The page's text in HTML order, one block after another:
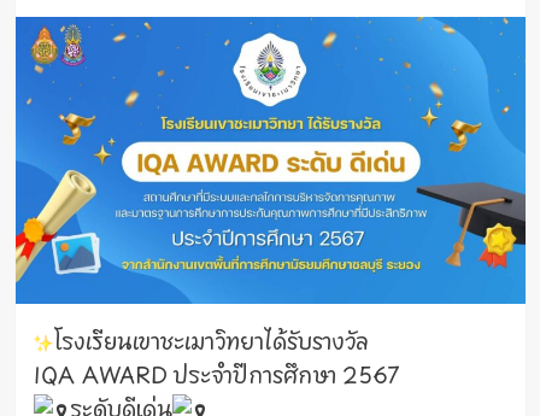
โรงเรียนเขาชะเมาวิทยาได้รับรางวัล
IQA AWARD ประจำปีการศึกษา 2567
ระดับดีเด่น